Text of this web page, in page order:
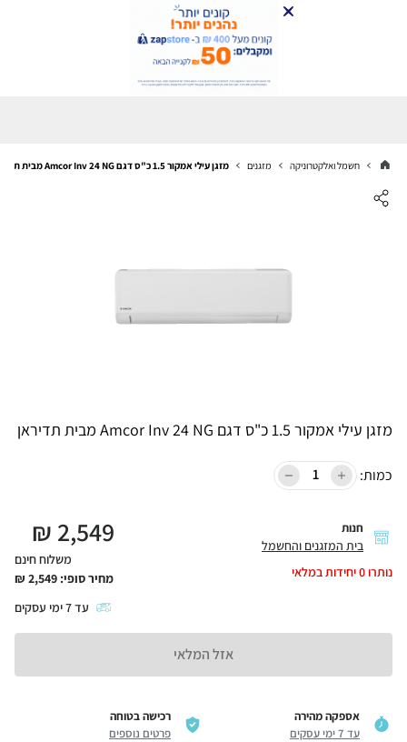
חשמל ואלקטרוניקה מזגנים מזגן עילי אמקור 1.5 כ"ס דגם Amcor Inv 24 NG מבית תדיראן
מזגן עילי אמקור 1.5 כ"ס דגם Amcor Inv 24 NG מבית תדיראן
כמות:
חנות
בית המזגנים והחשמל
נותרו0יחידות במלאי
2,549
₪
משלוח חינם
מחיר סופי: 2,549
₪
עד7ימי עסקים
אזל המלאי
אספקה מהירה
עד 7 ימי עסקים
רכישה בטוחה
פרטים נוספים